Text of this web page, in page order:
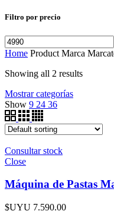
Filtro por precio
Home Product Marca
Showing all 2 results
Mostrar categorías
Show 9 24 36
Consultar stock
Close
Máquina de Pastas
$UYU 7.590.00